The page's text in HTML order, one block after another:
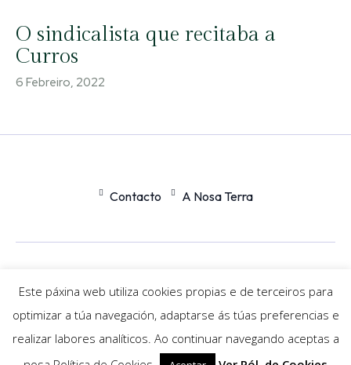
O sindicalista que recitaba a
Curros
6 Febreiro, 2022
Contacto A Nosa Terra
OfficeNexus
© Newspaper WordPress Theme by TagDiv
Este páxina web utiliza cookies propias e de terceiros para
optimizar a túa navegación, adaptarse ás túas preferencias e
realizar labores analíticos. Ao continuar navegando aceptas a